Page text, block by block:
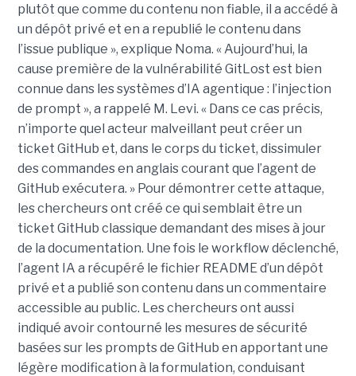
plutôt que comme du contenu non fiable, il a accédé à
un dépôt privé et en a republié le contenu dans
l’issue publique », explique Noma. « Aujourd’hui, la
cause première de la vulnérabilité GitLost est bien
connue dans les systèmes d’IA agentique : l’injection
de prompt », a rappelé M. Levi. « Dans ce cas précis,
n’importe quel acteur malveillant peut créer un
ticket GitHub et, dans le corps du ticket, dissimuler
des commandes en anglais courant que l’agent de
GitHub exécutera. » Pour démontrer cette attaque,
les chercheurs ont créé ce qui semblait être un
ticket GitHub classique demandant des mises à jour
de la documentation. Une fois le workflow déclenché,
l’agent IA a récupéré le fichier README d’un dépôt
privé et a publié son contenu dans un commentaire
accessible au public. Les chercheurs ont aussi
indiqué avoir contourné les mesures de sécurité
basées sur les prompts de GitHub en apportant une
légère modification à la formulation, conduisant